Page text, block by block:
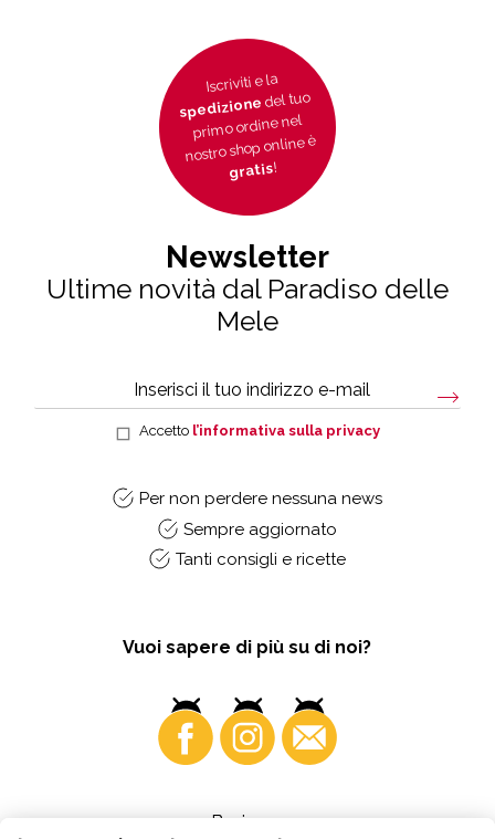
Iscriviti e la
spedizionedel tuo
primo ordine nel
nostro shop online è
gratis!
Newsletter
Ultime novità dal Paradiso delle
Mele
Accetto l’informativa sulla privacy
Per non perdere nessuna news
Sempre aggiornato
Tanti consigli e ricette
Vuoi sapere di più su di noi?
Business